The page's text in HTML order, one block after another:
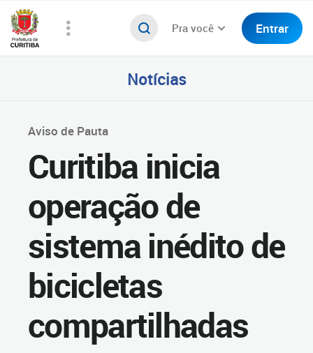
Pra você Entrar
Notícias
Aviso de Pauta
Curitiba inicia
operação de
sistema inédito de
bicicletas
compartilhadas